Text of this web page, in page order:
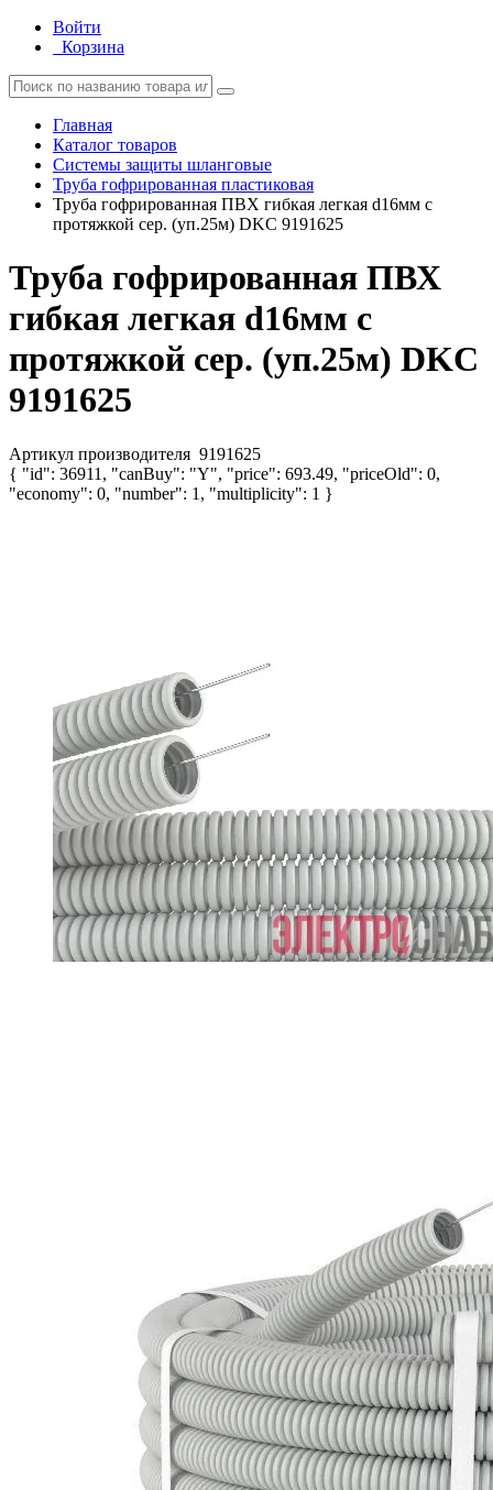
Войти
Корзина
Главная
Каталог товаров
Системы защиты шланговые
Труба гофрированная пластиковая
Труба гофрированная ПВХ гибкая легкая d16мм с
протяжкой сер. (уп.25м) DKC 9191625
Труба гофрированная ПВХ
гибкая легкая d16мм с
протяжкой сер. (уп.25м) DKC
9191625
Артикул производителя 9191625
{ "id": 36911, "canBuy": "Y", "price": 693.49, "priceOld": 0,
"economy": 0, "number": 1, "multiplicity": 1 }